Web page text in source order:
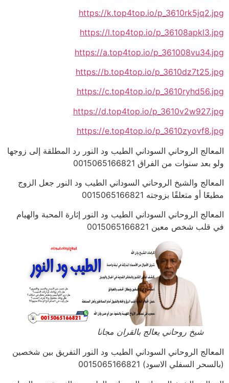
https://k.top4top.io/p_3610rk5jq2.jpg
https://l.top4top.io/p_36108apkl3.jpg
https://a.top4top.io/p_361008vu34.jpg
https://b.top4top.io/p_3610dz7t25.jpg
https://c.top4top.io/p_3610ryhd56.jpg
https://d.top4top.io/p_3610v2w927.jpg
https://e.top4top.io/p_3610zyovf8.jpg
المعالج الروحاني السوداني الطيب ود النور رد المطلقة إلى زوجها
ولو بعد سنوات من الفراق 0015065166821
المعالج والشيخ الروحاني السوداني الطيب ود النور جعل الزوج
مطيعًا أو متعلقًا بزوجته 0015065166821
المعالج الروحاني السوداني الطيب ود النور إثارة المحبة والهيام
في قلب شخص معين 0015065166821
شيخ روحاني يعالج بالقران مجانا
المعالج الروحاني السوداني الطيب ود النور التفريق بين شخصين
(بالسحر السفلي الاسود) 0015065166821